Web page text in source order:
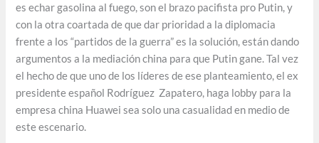
es echar gasolina al fuego, son el brazo pacifista pro Putin, y
con la otra coartada de que dar prioridad a la diplomacia
frente a los “partidos de la guerra” es la solución, están dando
argumentos a la mediación china para que Putin gane. Tal vez
el hecho de que uno de los líderes de ese planteamiento, el ex
presidente español Rodríguez Zapatero, haga lobby para la
empresa china Huawei sea solo una casualidad en medio de
este escenario.